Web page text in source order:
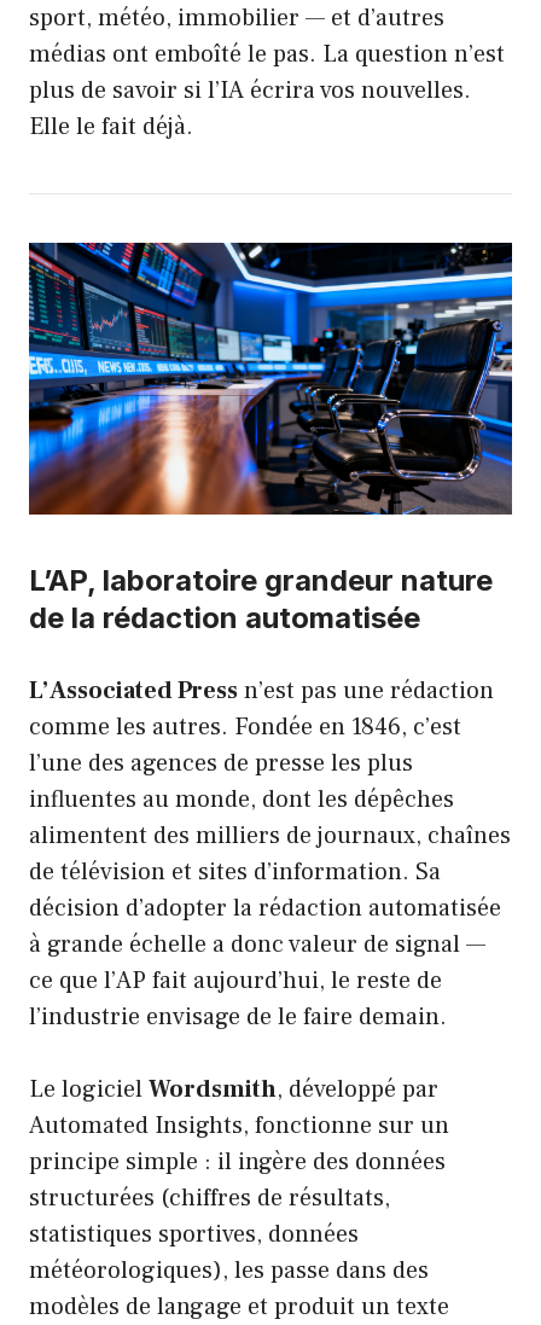
sport, météo, immobilier — et d’autres
médias ont emboîté le pas. La question n’est
plus de savoir si l’IA écrira vos nouvelles.
Elle le fait déjà.
L’AP, laboratoire grandeur nature
de la rédaction automatisée
L’Associated Pressn’est pas une rédaction
comme les autres. Fondée en 1846, c’est
l’une des agences de presse les plus
influentes au monde, dont les dépêches
alimentent des milliers de journaux, chaînes
de télévision et sites d’information. Sa
décision d’adopter la rédaction automatisée
à grande échelle a donc valeur de signal —
ce que l’AP fait aujourd’hui, le reste de
l’industrie envisage de le faire demain.
Le logicielWordsmith, développé par
Automated Insights, fonctionne sur un
principe simple : il ingère des données
structurées (chiffres de résultats,
statistiques sportives, données
météorologiques), les passe dans des
modèles de langage et produit un texte